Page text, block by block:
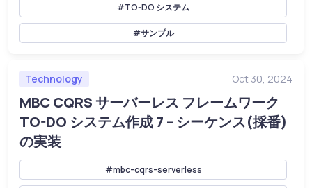
#TO-DO システム
#サンプル
Technology Oct 30, 2024
MBC CQRS サーバーレス フレームワーク
TO-DO システム作成 7 – シーケンス(採番)
の実装
#mbc-cqrs-serverless